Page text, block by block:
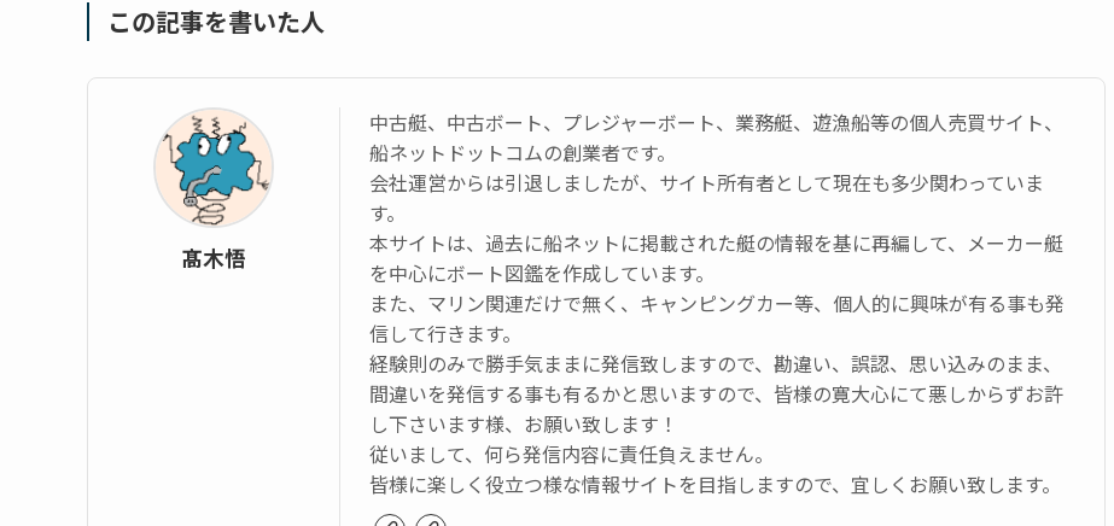
この記事を書いた人
髙木悟
中古艇、中古ボート、プレジャーボート、業務艇、遊漁船等の個人売買サイト、
船ネットドットコムの創業者です。
会社運営からは引退しましたが、サイト所有者として現在も多少関わっていま
す。
本サイトは、過去に船ネットに掲載された艇の情報を基に再編して、メーカー艇
を中心にボート図鑑を作成しています。
また、マリン関連だけで無く、キャンピングカー等、個人的に興味が有る事も発
信して行きます。
経験則のみで勝手気ままに発信致しますので、勘違い、誤認、思い込みのまま、
間違いを発信する事も有るかと思いますので、皆様の寛大心にて悪しからずお許
し下さいます様、お願い致します！
従いまして、何ら発信内容に責任負えません。
皆様に楽しく役立つ様な情報サイトを目指しますので、宜しくお願い致します。